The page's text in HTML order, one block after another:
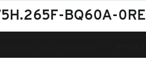
BQ60A-0RE